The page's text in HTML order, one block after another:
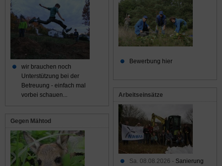
Bewerbung hier
Arbeitseinsätze
Sa. 08.08.2026 - Sanierung
wir brauchen noch
Unterstützung bei der
Betreuung - einfach mal
vorbei schauen...
Gegen Mähtod